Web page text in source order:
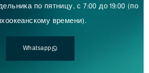
по пятницу, с 7:00 до 19:00 (по
времени).
Whatsapp